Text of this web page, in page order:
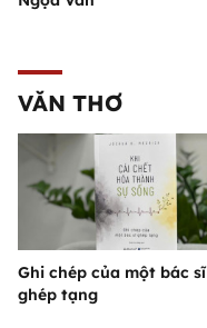
VĂN THƠ
Ghi chép của một bác sĩ
ghép tạng